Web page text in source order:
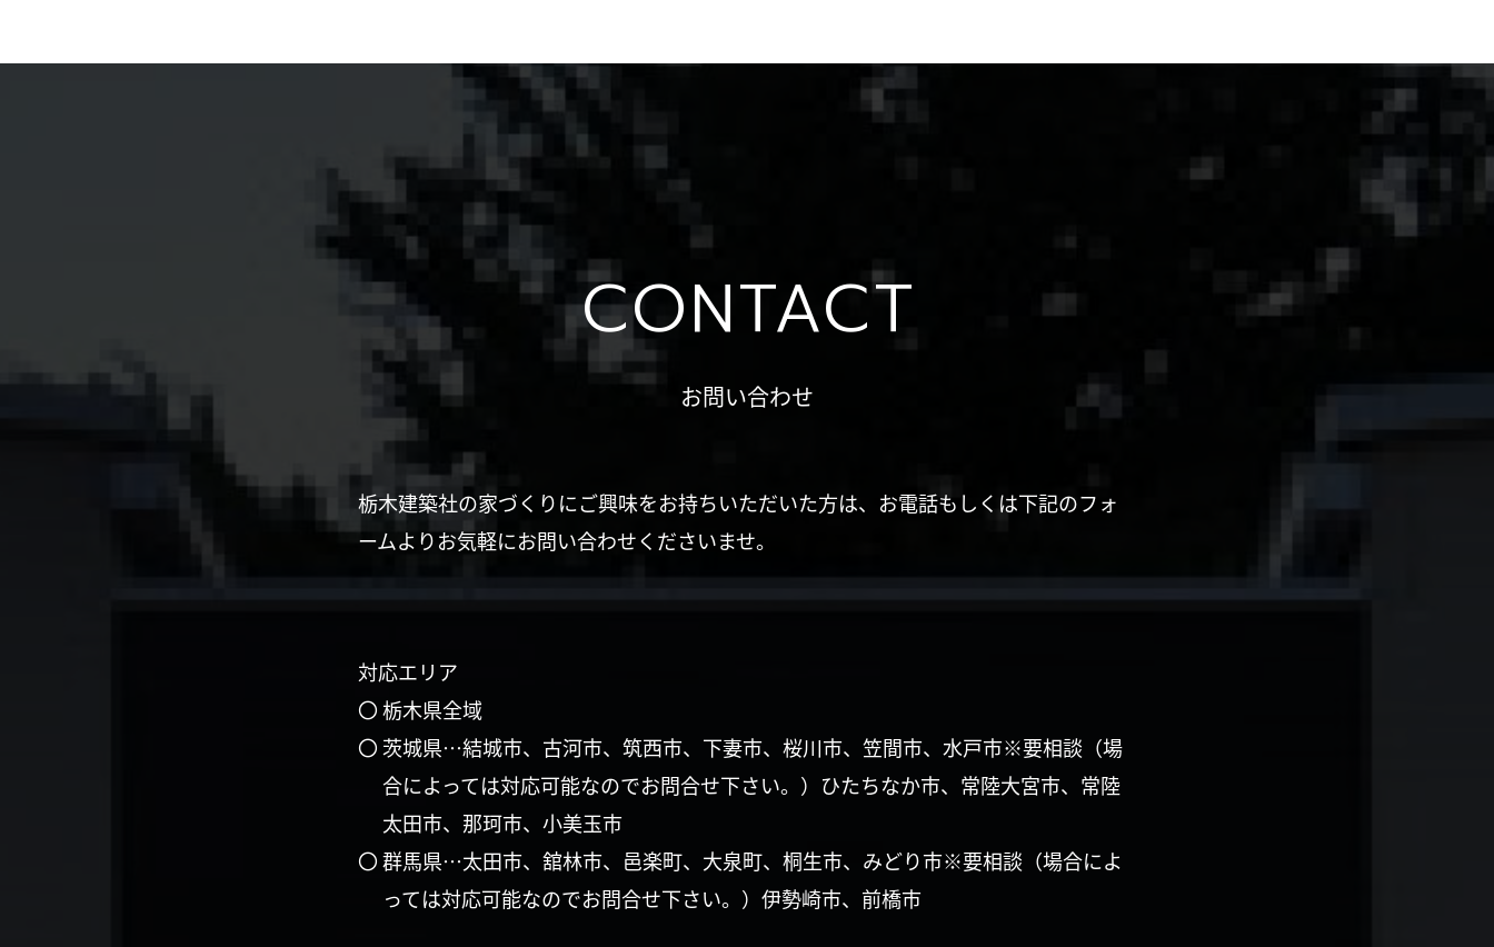
CONTACT
お問い合わせ
栃木建築社の家づくりにご興味をお持ちいただいた方は、お電話もしくは下記のフォ
ームよりお気軽にお問い合わせくださいませ。
対応エリア
〇 栃木県全域
〇 茨城県…結城市、古河市、筑西市、下妻市、桜川市、笠間市、水戸市※要相談（場
合によっては対応可能なのでお問合せ下さい。）ひたちなか市、常陸大宮市、常陸
太田市、那珂市、小美玉市
〇 群馬県…太田市、舘林市、邑楽町、大泉町、桐生市、みどり市※要相談（場合によ
っては対応可能なのでお問合せ下さい。）伊勢崎市、前橋市